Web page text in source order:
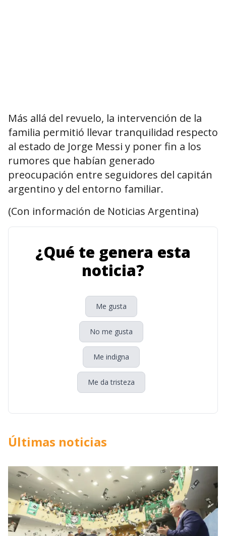
Más allá del revuelo, la intervención de la
familia permitió llevar tranquilidad respecto
al estado de Jorge Messi y poner fin a los
rumores que habían generado
preocupación entre seguidores del capitán
argentino y del entorno familiar.
(Con información de Noticias Argentina)
¿Qué te genera esta
noticia?
Me gusta
No me gusta
Me indigna
Me da tristeza
Últimas noticias